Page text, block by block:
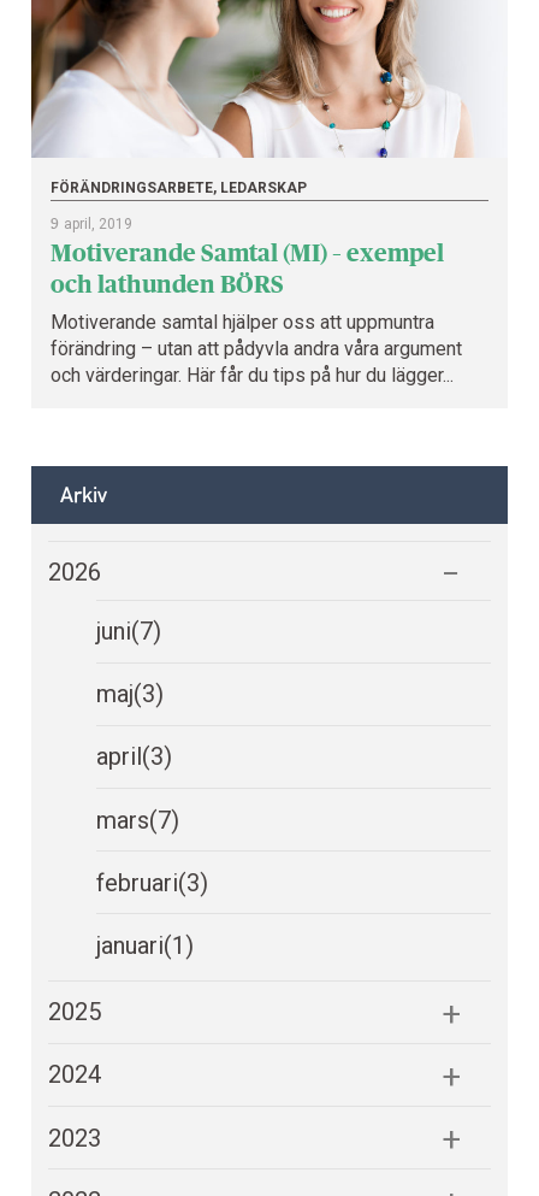
FÖRÄNDRINGSARBETE, LEDARSKAP
9 april, 2019
Motiverande Samtal (MI) – exempel
och lathunden BÖRS
Motiverande samtal hjälper oss att uppmuntra
förändring – utan att pådyvla andra våra argument
och värderingar. Här får du tips på hur du lägger...
Arkiv
2026
juni(7)
maj(3)
april (3)
mars(7)
februari(3)
januari(1)
2025
2024
2023